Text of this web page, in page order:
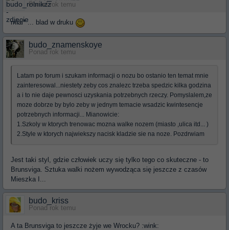
Ponad rok temu
mial* ... blad w druku
budo_znamenskoye
Ponad rok temu
Latam po forum i szukam informacji o nozu bo ostanio ten temat mnie
zainteresowal...niestety zeby cos znalezc trzeba spedzic kilka godzina
a i to nie daje pewnosci uzyskania potrzebnych rzeczy. Pomyslalem,ze
moze dobrze by bylo zeby w jednym temacie wsadzic kwintesencje
potrzebnych informacji... Mianowicie:
1.Szkoly w ktorych trenowac mozna walke nozem (miasto ,ulica itd... )
2.Style w ktorych najwiekszy nacisk kladzie sie na noze. Pozdrwiam
Jest taki styl, gdzie człowiek uczy się tylko tego co skuteczne - to
Brunsviga. Sztuka walki nożem wywodząca się jeszcze z czasów
Mieszka I...
budo_kriss
Ponad rok temu
A ta Brunsviga to jeszcze żyje we Wrocku? :wink: